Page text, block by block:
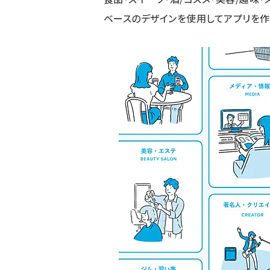
ベースのデザインを使用してアプリを作